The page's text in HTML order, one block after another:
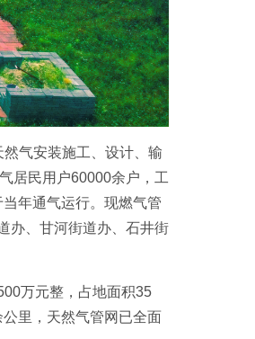
气安装施工、设计、输
居民用户60000余户，工
年通气运行。现燃气管
办、甘河街道办、石井街
万元整，占地面积35
里，天然气管网已全面